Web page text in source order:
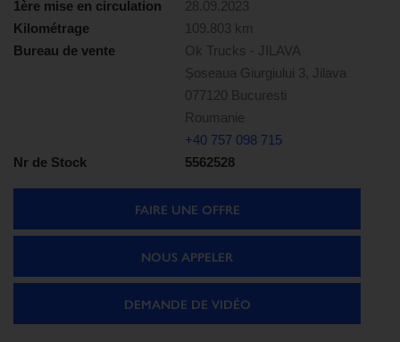
1ère mise en circulation
28.09.2023
Kilométrage
109.803 km
Bureau de vente
Ok Trucks - JILAVA
Șoseaua Giurgiului 3, Jilava
077120 Bucuresti
Roumanie
+40 757 098 715
Nr de Stock
5562528
FAIRE UNE OFFRE
NOUS APPELER
DEMANDE DE VIDÉO